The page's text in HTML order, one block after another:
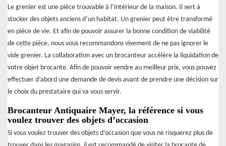
Le grenier est une pièce trouvable à l’intérieur de la maison. Il sert à
stocker des objets anciens d’un habitat. Un grenier peut être transformé
en pièce de vie. Et afin de pouvoir assurer la bonne condition de viabilité
de cette pièce, nous vous recommandons vivement de ne pas ignorer le
vide grenier. La collaboration avec un brocanteur accélère la liquidation de
votre objet brocante. Afin de pouvoir vendre au meilleur prix, vous pouvez
effectuer d’abord une demande de devis avant de prendre une décision sur
le choix du prestataire qui va vous servir.
Brocanteur Antiquaire Mayer, la référence si vous
voulez trouver des objets d’occasion
Si vous voulez trouver des objets d’occasion que vous ne risquerez plus de